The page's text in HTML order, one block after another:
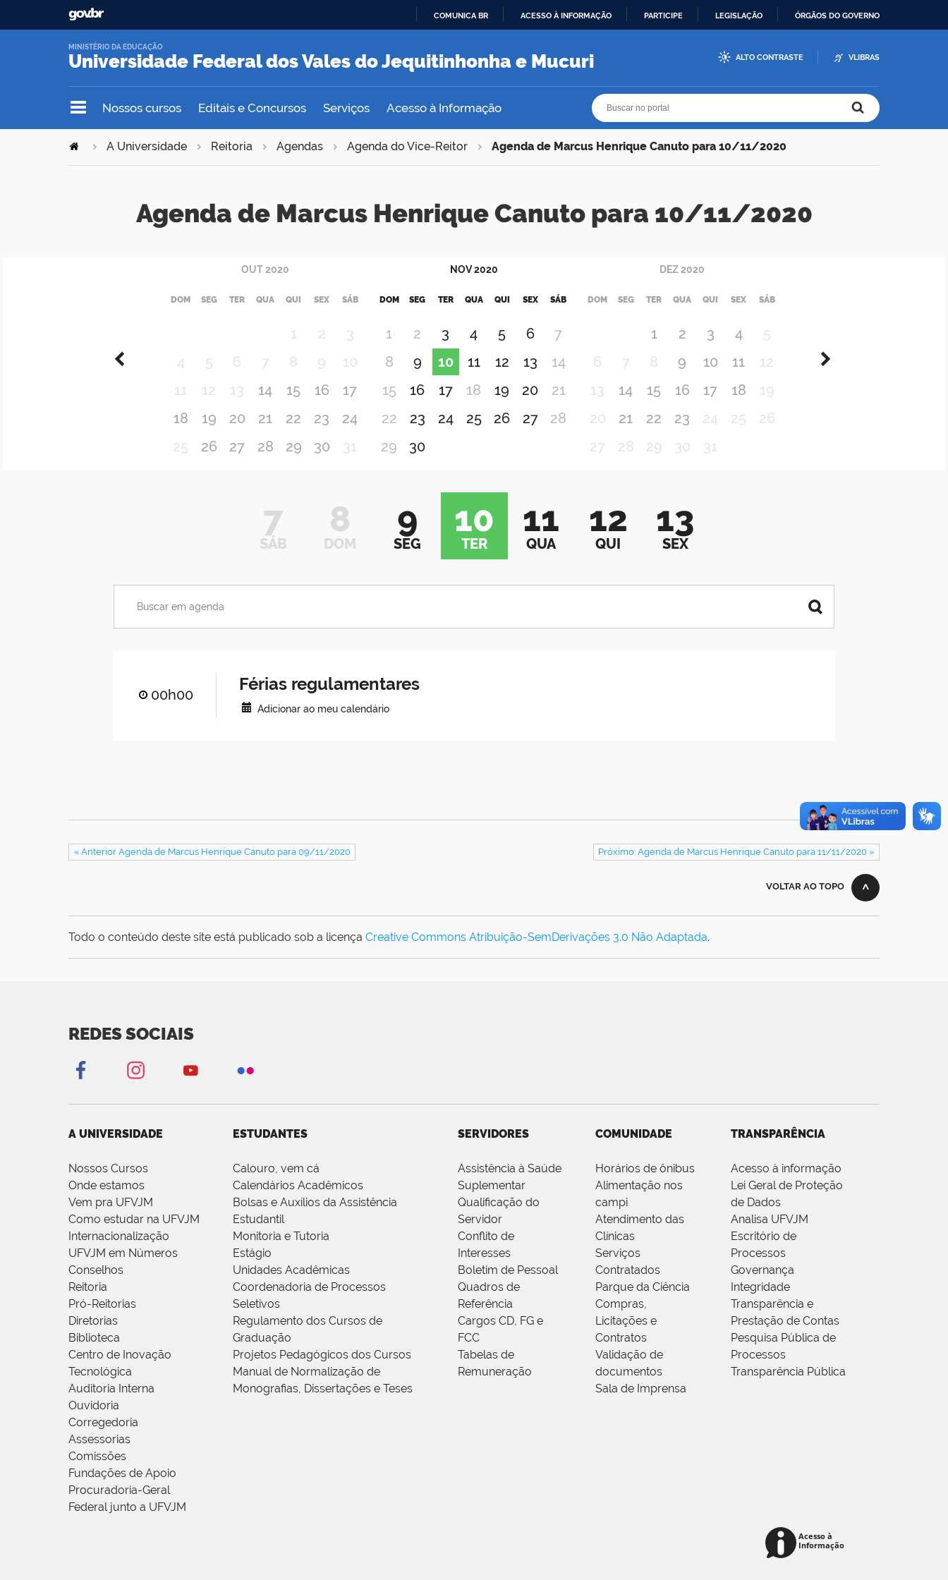
O
COMUNICA BR ACESSO À INFORMAÇÃO PARTICIPE LEGISLAÇÃO ÓRGÃOS DO GOVERNO
Universidade Federal dos Vales do Jequitinhonha e Mucuri
MINISTÉRIO DA EDUCAÇÃO
ALTO CONTRASTE VLIBRAS
Nossos cursos Editais e Concursos Serviços Acesso à Informação
A Universidade Reitoria Agendas Agenda do Vice-Reitor Agenda de Marcus Henrique Canuto para 10/11/2020
Agenda de Marcus Henrique Canuto para 10/11/2020
OUT2020
DOM SEG TER QUA QUI SEX SÁB
1 2
3
4
5 6 7 8 9
10
11
12 13 14 15 16
17
18
19 20 21 22 23
24
25
26 27 28 29 30 31
NOV 2020
DOM SEG TER QUA QUI SEX SÁB
1 2 3 4 5 6
7
8
9 10 11 12 13
14
15
16 17 18 19 20
21
22
23 24 25 26 27
28
29
30
DEZ 2020
DOM SEG TER QUA QUI SEX SÁB
1 2 3 4
5
6
7 8 9 10 11
12
13
14 15 16 17 18
19
20
21 22 23 24 25
26
27
28 29 30 31
7
SÁB
8
DOM
9
SEG
10
TER
11
QUA
12
QUI
13
SEX
00h00
Férias regulamentares
Adicionar ao meu calendário
« Anterior Agenda de Marcus Henrique Canuto para 09/11/2020 Próximo: Agenda de Marcus Henrique Canuto para 11/11/2020 »
VOLTAR AO TOPO
Todo o conteúdo deste site está publicado sob a licença Creative Commons Atribuição-SemDerivações 3.0 Não Adaptada.
REDES SOCIAIS
A UNIVERSIDADE
Nossos Cursos
Onde estamos
Vem pra UFVJM
Como estudar na UFVJM
Internacionalização
UFVJM em Números
Conselhos
Reitoria
Pró-Reitorias
Diretorias
Biblioteca
Centro de Inovação
Tecnológica
Auditoria Interna
Ouvidoria
Corregedoria
Assessorias
Comissões
Fundações de Apoio
Procuradoria-Geral
Federal junto a UFVJM
ESTUDANTES
Calouro, vem cá
Calendários Acadêmicos
Bolsas e Auxílios da Assistência
Estudantil
Monitoria e Tutoria
Estágio
Unidades Acadêmicas
Coordenadoria de Processos
Seletivos
Regulamento dos Cursos de
Graduação
Projetos Pedagógicos dos Cursos
Manual de Normalização de
Monografias, Dissertações e Teses
SERVIDORES
Assistência à Saúde
Suplementar
Qualificação do
Servidor
Conflito de
Interesses
Boletim de Pessoal
Quadros de
Referência
Cargos CD, FG e
FCC
Tabelas de
Remuneração
COMUNIDADE
Horários de ônibus
Alimentação nos
campi
Atendimento das
Clínicas
Serviços
Contratados
Parque da Ciência
Compras,
Licitações e
Contratos
Validação de
documentos
Sala de Imprensa
TRANSPARÊNCIA
Acesso à informação
Lei Geral de Proteção
de Dados
Analisa UFVJM
Escritório de
Processos
Governança
Integridade
Transparência e
Prestação de Contas
Pesquisa Pública de
Processos
Transparência Pública